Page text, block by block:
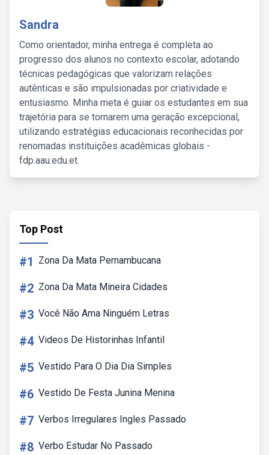
Sandra
Como orientador, minha entrega é completa ao
progresso dos alunos no contexto escolar, adotando
técnicas pedagógicas que valorizam relações
autênticas e são impulsionadas por criatividade e
entusiasmo. Minha meta é guiar os estudantes em sua
trajetória para se tornarem uma geração excepcional,
utilizando estratégias educacionais reconhecidas por
renomadas instituições acadêmicas globais -
fdp.aau.edu.et.
Top Post
#1 Zona Da Mata Pernambucana
#2 Zona Da Mata Mineira Cidades
#3 Você Não Ama Ninguém Letras
#4 Videos De Historinhas Infantil
#5 Vestido Para O Dia Dia Simples
#6 Vestido De Festa Junina Menina
#7 Verbos Irregulares Ingles Passado
#8 Verbo Estudar No Passado